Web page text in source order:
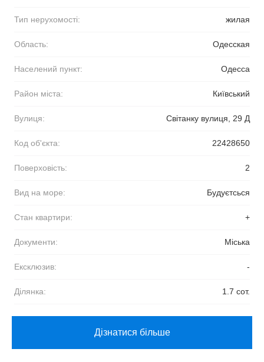
Тип нерухомості: жилая
Область: Одесская
Населений пункт: Одесса
Район міста: Київський
Вулиця: Світанку вулиця, 29 Д
Код об'єкта: 22428650
Поверховість: 2
Вид на море: Будуєтсься
Стан квартири: +
Документи: Міська
Ексклюзив: -
Ділянка: 1.7 сот.
Дізнатися більше